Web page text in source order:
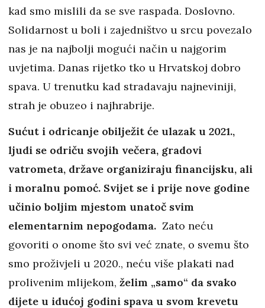
kad smo mislili da se sve raspada. Doslovno.
Solidarnost u boli i zajedništvo u srcu povezalo
nas je na najbolji mogući način u najgorim
uvjetima. Danas rijetko tko u Hrvatskoj dobro
spava. U trenutku kad stradavaju najneviniji,
strah je obuzeo i najhrabrije.
Sućut i odricanje obilježit će ulazak u 2021.,
ljudi se odriču svojih večera, gradovi
vatrometa, države organiziraju financijsku, ali
i moralnu pomoć. Svijet se i prije nove godine
učinio boljim mjestom unatoč svim
elementarnim nepogodama. Zato neću
govoriti o onome što svi već znate, o svemu što
smo proživjeli u 2020., neću više plakati nad
prolivenim mlijekom, želim „samo“ da svako
dijete u idućoj godini spava u svom krevetu